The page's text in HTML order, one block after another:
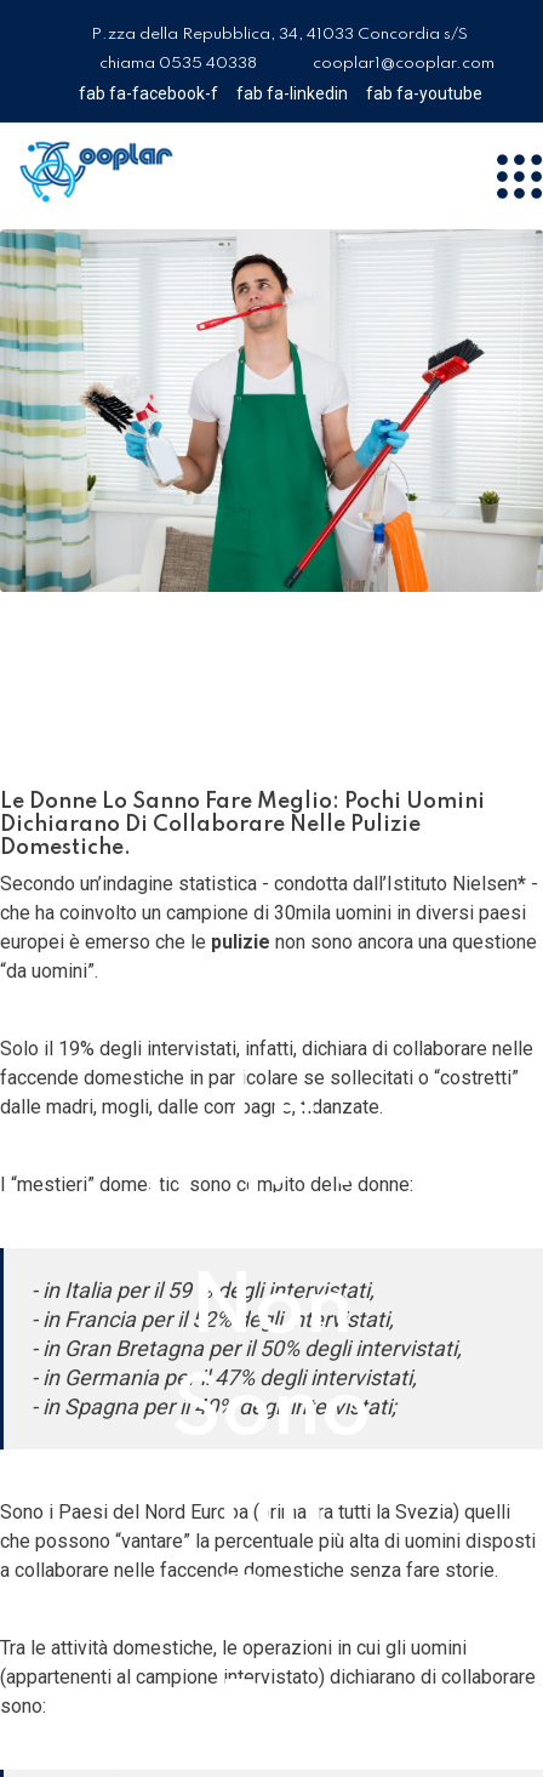
P.zza della Repubblica, 34, 41033 Concordia s/S
chiama 0535 40338
cooplar1@cooplar.com
fab fa-facebook-f fab fa-linkedin fab fa-youtube
Le
Pulizie
Non
Sono
Un
Le Donne Lo Sanno Fare Meglio: Pochi Uomini
Dichiarano Di Collaborare Nelle Pulizie
Domestiche.
Secondo un’indagine statistica - condotta dall’Istituto Nielsen* -
che ha coinvolto un campione di 30mila uomini in diversi paesi
europei è emerso che le pulizie non sono ancora una questione
“da uomini”.
Solo il 19% degli intervistati, infatti, dichiara di collaborare nelle
faccende domestiche in particolare se sollecitati o “costretti”
dalle madri, mogli, dalle compagne, fidanzate.
I “mestieri” domestici sono compito delle donne:
- in Italia per il 59 % degli intervistati,
- in Francia per il 52% degli intervistati,
- in Gran Bretagna per il 50% degli intervistati,
- in Germania per il 47% degli intervistati,
- in Spagna per il 40% degli intervistati;
Sono i Paesi del Nord Europa (prima tra tutti la Svezia) quelli
che possono “vantare” la percentuale più alta di uomini disposti
a collaborare nelle faccende domestiche senza fare storie.
Tra le attività domestiche, le operazioni in cui gli uomini
(appartenenti al campione intervistato) dichiarano di collaborare
sono: